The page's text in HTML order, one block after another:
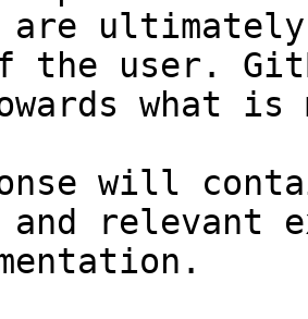
are
the user.
what
will
and relevant